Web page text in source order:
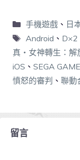
手機遊戲、 日
Android 、 D×2
真・女神轉生：解
iOS 、 SEGA
憤怒的審判 、 聯動
留言